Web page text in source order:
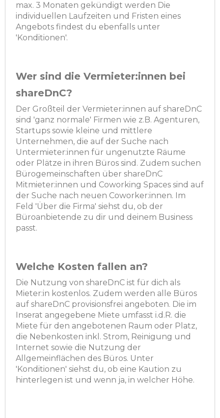
max. 3 Monaten gekündigt werden Die
individuellen Laufzeiten und Fristen eines
Angebots findest du ebenfalls unter
'Konditionen'.
Wer sind die Vermieter:innen bei
shareDnC?
Der Großteil der Vermieter:innen auf shareDnC
sind 'ganz normale' Firmen wie z.B. Agenturen,
Startups sowie kleine und mittlere
Unternehmen, die auf der Suche nach
Untermieter:innen für ungenutzte Räume
oder Plätze in ihren Büros sind. Zudem suchen
Bürogemeinschaften über shareDnC
Mitmieter:innen und Coworking Spaces sind auf
der Suche nach neuen Coworker:innen. Im
Feld 'Über die Firma' siehst du, ob der
Büroanbietende zu dir und deinem Business
passt.
Welche Kosten fallen an?
Die Nutzung von shareDnC ist für dich als
Mieter:in kostenlos. Zudem werden alle Büros
auf shareDnC provisionsfrei angeboten. Die im
Inserat angegebene Miete umfasst i.d.R. die
Miete für den angebotenen Raum oder Platz,
die Nebenkosten inkl. Strom, Reinigung und
Internet sowie die Nutzung der
Allgemeinflächen des Büros. Unter
'Konditionen' siehst du, ob eine Kaution zu
hinterlegen ist und wenn ja, in welcher Höhe.